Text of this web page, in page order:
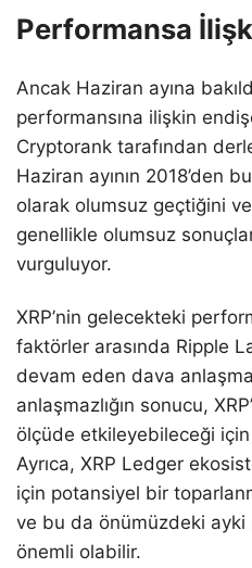
Performansa
Ancak Haziran ayına
performansına ilişkin
Cryptorank tarafından
Haziran ayının 2018’den
olarak olumsuz geçtiğini
genellikle olumsuz
vurguluyor.
XRP’nin gelecekteki
faktörler arasında Ripple
devam eden dava
anlaşmazlığın sonucu,
ölçüde etkileyebileceği
Ayrıca, XRP Ledger
için potansiyel bir
ve bu da önümüzdeki ayki
önemli olabilir.